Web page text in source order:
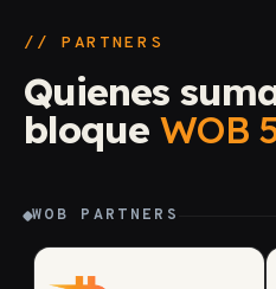
// PARTNERS
Quienes
bloque WOB
WOB PARTNERS